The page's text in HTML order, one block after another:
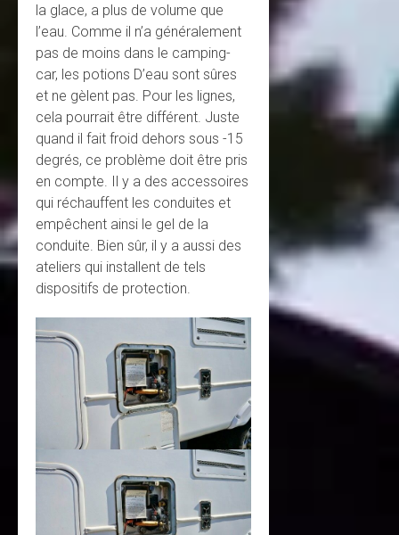
la glace, a plus de volume que
l’eau. Comme il n’a généralement
pas de moins dans le camping-
car, les potions D’eau sont sûres
et ne gèlent pas. Pour les lignes,
cela pourrait être différent. Juste
quand il fait froid dehors sous -15
degrés, ce problème doit être pris
en compte. Il y a des accessoires
qui réchauffent les conduites et
empêchent ainsi le gel de la
conduite. Bien sûr, il y a aussi des
ateliers qui installent de tels
dispositifs de protection.